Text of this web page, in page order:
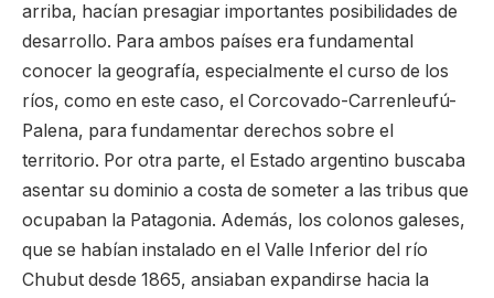
arriba, hacían presagiar importantes posibilidades de
desarrollo. Para ambos países era fundamental
conocer la geografía, especialmente el curso de los
ríos, como en este caso, el Corcovado-Carrenleufú-
Palena, para fundamentar derechos sobre el
territorio. Por otra parte, el Estado argentino buscaba
asentar su dominio a costa de someter a las tribus que
ocupaban la Patagonia. Además, los colonos galeses,
que se habían instalado en el Valle Inferior del río
Chubut desde 1865, ansiaban expandirse hacia la